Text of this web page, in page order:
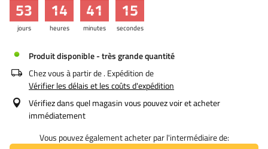
jours
53
heures
14
minutes
41
secondes
15
Produit disponible - très grande quantité
Chez vous à partir de. Expédition de
Vérifier les délais et les coûts d'expédition
Vérifiez dans quel magasin vous pouvez voir et acheter
immédiatement
Vous pouvez également acheter par l'intermédiaire de: